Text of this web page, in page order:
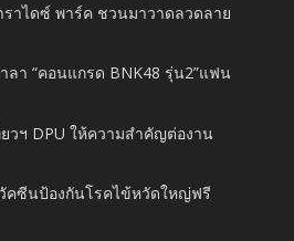
ราไดซ์ พาร์ค ชวนมาวาดลวดลาย
ลา “คอนแกรด BNK48 รุ่น2”แฟน
วฯ DPU ให้ความสำคัญต่องาน
คซีนป้องกันโรคไข้หวัดใหญ่ฟรี